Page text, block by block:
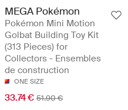
MEGA Pokémon
Pokémon Mini Motion
Golbat Building Toy Kit
(313 Pieces) for
Collectors - Ensembles
de construction
ONE SIZE
33.74 € 51.90 €